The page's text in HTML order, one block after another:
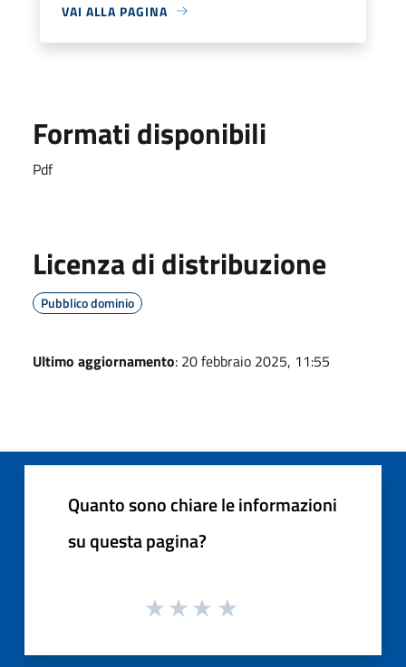
VAI ALLA PAGINA
Formati disponibili
Pdf
Licenza di distribuzione
Pubblico dominio
Ultimo aggiornamento: 20 febbraio 2025, 11:55
Quanto sono chiare le informazioni
su questa pagina?